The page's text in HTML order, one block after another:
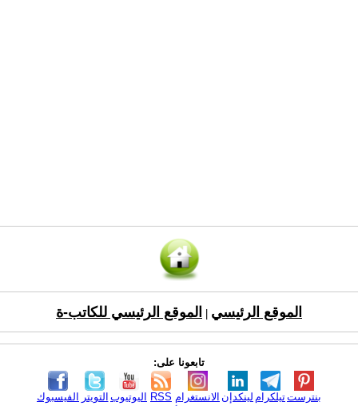
الموقع الرئيسي الموقع الرئيسي للكاتب-ة
تابعونا على:
الفيسبوك التويتر اليوتيوب RSS الانستغرام لينكدإن تيلكرامبنترست